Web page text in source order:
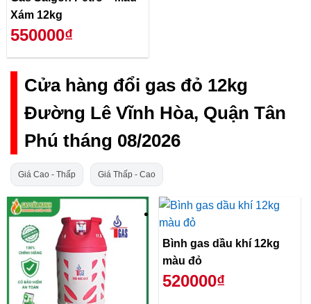
Xám 12kg
550000₫
Cửa hàng đổi gas đỏ 12kg
Đường Lê Vĩnh Hòa, Quận Tân
Phú tháng 08/2026
Giá Cao - Thấp Giá Thấp - Cao
Bình gas dầu khí 12kg
màu đỏ
520000₫